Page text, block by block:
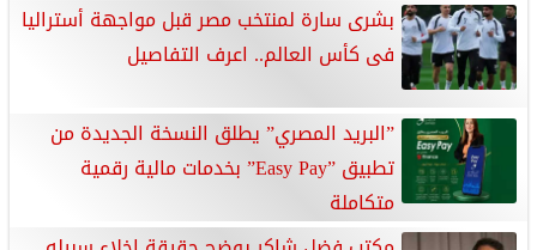
بشرى سارة لمنتخب مصر قبل مواجهة أستراليا
فى كأس العالم.. اعرف التفاصيل
”البريد المصري” يطلق النسخة الجديدة من
تطبيق ”Easy Pay” بخدمات مالية رقمية
متكاملة